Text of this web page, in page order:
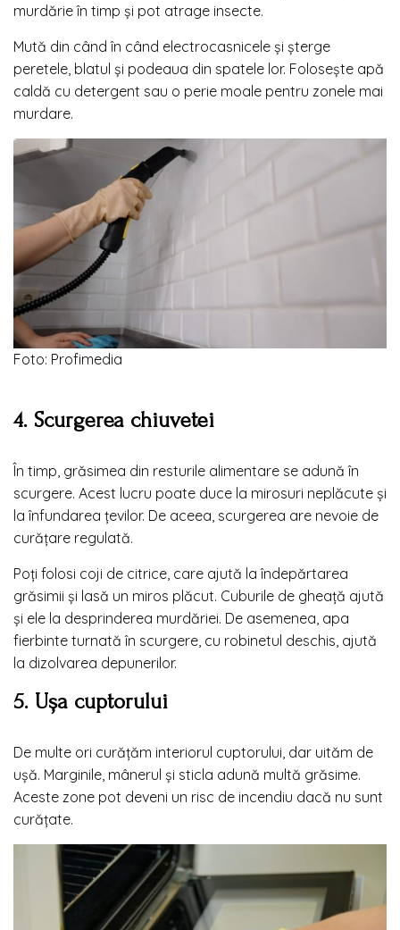
murdărie în timp și pot atrage insecte.
Mută din când în când electrocasnicele și șterge
peretele, blatul și podeaua din spatele lor. Folosește apă
caldă cu detergent sau o perie moale pentru zonele mai
murdare.
Foto: Profimedia
4. Scurgerea chiuvetei
În timp, grăsimea din resturile alimentare se adună în
scurgere. Acest lucru poate duce la mirosuri neplăcute și
la înfundarea țevilor. De aceea, scurgerea are nevoie de
curățare regulată.
Poți folosi coji de citrice, care ajută la îndepărtarea
grăsimii și lasă un miros plăcut. Cuburile de gheață ajută
și ele la desprinderea murdăriei. De asemenea, apa
fierbinte turnată în scurgere, cu robinetul deschis, ajută
la dizolvarea depunerilor.
5. Ușa cuptorului
De multe ori curățăm interiorul cuptorului, dar uităm de
ușă. Marginile, mânerul și sticla adună multă grăsime.
Aceste zone pot deveni un risc de incendiu dacă nu sunt
curățate.